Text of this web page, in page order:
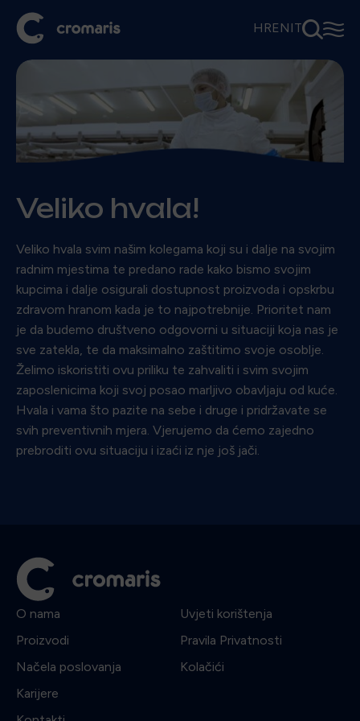
HREN IT⚲☰
Veliko hvala!
Veliko hvala svim našim kolegama koji su i dalje na svojim
radnim mjestima te predano rade kako bismo svojim
kupcima i dalje osigurali dostupnost proizvoda i opskrbu
zdravom hranom kada je to najpotrebnije. Prioritet nam
je da budemo društveno odgovorni u situaciji koja nas je
sve zatekla, te da maksimalno zaštitimo svoje osoblje.
Želimo iskoristiti ovu priliku te zahvaliti i svim svojim
zaposlenicima koji svoj posao marljivo obavljaju od kuće.
Hvala i vama što pazite na sebe i druge i pridržavate se
svih preventivnih mjera. Vjerujemo da ćemo zajedno
prebroditi ovu situaciju i izaći iz nje još jači.
O nama
Proizvodi
Načela poslovanja
Karijere
Uvjeti korištenja
Pravila Privatnosti
Kolačići